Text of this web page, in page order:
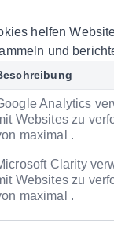
helfen
und
Analytics
Websites zu
maximal .
Clarity
Websites zu
maximal .